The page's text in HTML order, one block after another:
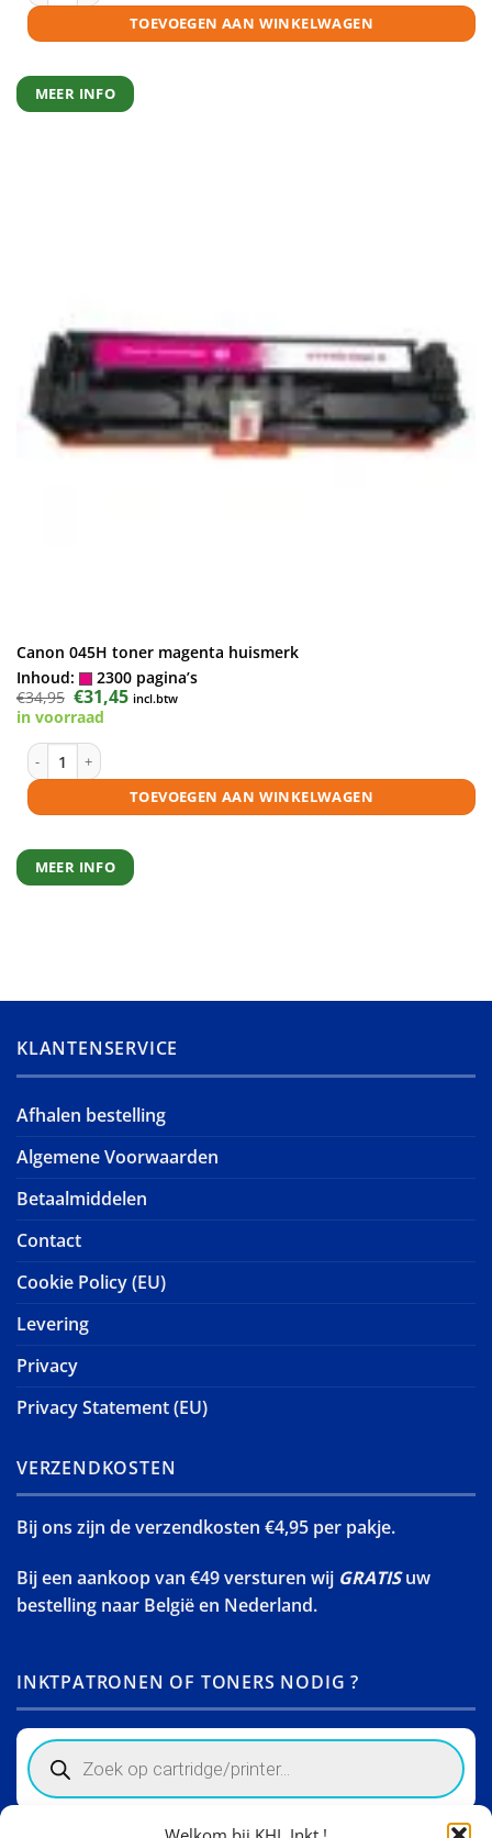
TOEVOEGEN AAN WINKELWAGEN
MEER INFO
Canon 045H toner magenta huismerk
Inhoud:
2300 pagina’s
€34,95 Oorspronkelijke
prijs
was:
€31,45Huidige
prijs
incl.btw
in voorraad
Canon 045H toner magenta huismerk aantal
TOEVOEGEN AAN WINKELWAGEN
MEER INFO
KLANTENSERVICE
Afhalen bestelling
Algemene Voorwaarden
Betaalmiddelen
Contact
Cookie Policy (EU)
Levering
Privacy
Privacy Statement (EU)
VERZENDKOSTEN
Bij ons zijn de verzendkosten €4,95 per pakje.
Bij een aankoop van €49 versturen wij GRATISuw
bestelling naar België en Nederland.
INKTPATRONEN OF TONERS NODIG ?
Products
search